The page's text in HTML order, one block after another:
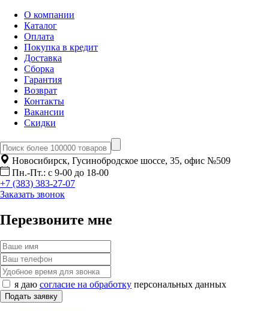
О компании
Каталог
Оплата
Покупка в кредит
Доставка
Сборка
Гарантия
Возврат
Контакты
Вакансии
Скидки
Новосибирск, Гусинобродское шоссе, 35, офис №509
Пн.-Пт.: с 9-00 до 18-00
+7 (383) 383-27-07
Заказать звонок
Перезвоните мне
я даю согласие на обработку персональных данных